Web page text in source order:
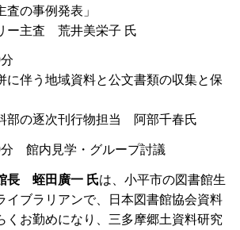
の事例発表」
ー主査 荒井美栄子 氏
に伴う地域資料と公文書類の収集と保
部の逐次刊行物担当 阿部千春氏
館内見学・グループ討議
長 蛭田廣一 氏は、小平市の図書館生
イブラリアンで、日本図書館協会資料
くお勤めになり、三多摩郷土資料研究